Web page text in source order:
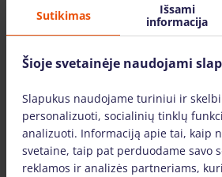
vnt.
Viso: 1.50 €+ PVM
Į KREPŠELĮ
Diskas ALU 250x30
DETALIAU
Sutikimas
Išsami
informacija
Šioje svetainėje naudojami
Slapukus naudojame turiniui ir
personalizuoti, socialinių tinklų
analizuoti. Informaciją apie tai, kaip
svetaine, taip pat perduodame savo
reklamos ir analizės partneriams,